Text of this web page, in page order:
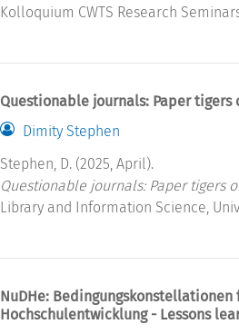
Kolloquium CWTS Research
Questionable journals: Paper tigers
Dimity Stephen
Stephen, D. (2025, April).
Questionable journals: Paper tigers
Library and Information Science,
NuDHe:
Hochschulentwicklung - Lessons